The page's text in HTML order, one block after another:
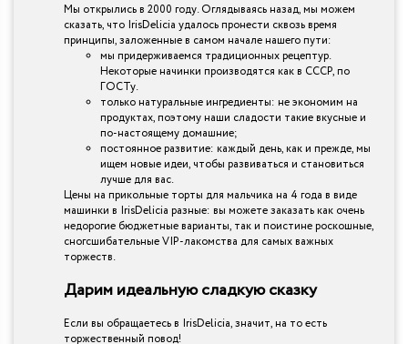
Мы открылись в 2000 году. Оглядываясь назад, мы можем
сказать, что IrisDelicia удалось пронести сквозь время
принципы, заложенные в самом начале нашего пути:
мы придерживаемся традиционных рецептур.
Некоторые начинки производятся как в СССР, по
ГОСТу.
только натуральные ингредиенты: не экономим на
продуктах, поэтому наши сладости такие вкусные и
по-настоящему домашние;
постоянное развитие: каждый день, как и прежде, мы
ищем новые идеи, чтобы развиваться и становиться
лучше для вас.
Цены на прикольные торты для мальчика на 4 года в виде
машинки в IrisDelicia разные: вы можете заказать как очень
недорогие бюджетные варианты, так и поистине роскошные,
сногсшибательные VIP-лакомства для самых важных
торжеств.
Дарим идеальную сладкую сказку
Если вы обращаетесь в IrisDelicia, значит, на то есть
торжественный повод!